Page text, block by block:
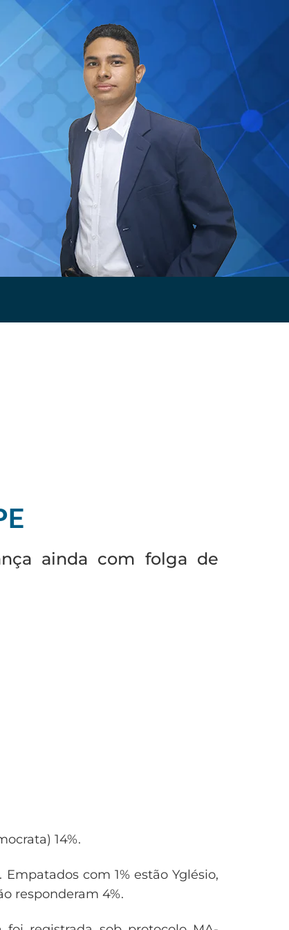
ainda com folga de
14%.
com 1% estão Yglésio,
responderam 4%.